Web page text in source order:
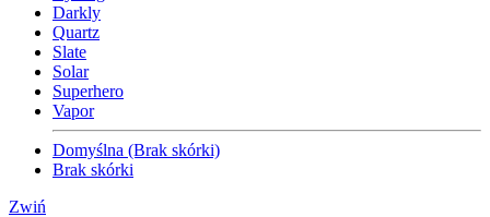
Darkly
Quartz
Slate
Solar
Superhero
Vapor
Domyślna (Brak skórki)
Brak skórki
Zwiń